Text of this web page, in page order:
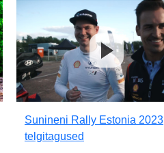
Sunineni Rally Estonia 2023
telgitagused